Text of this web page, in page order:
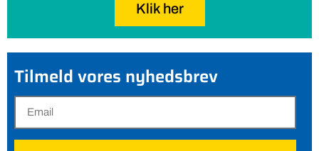
Klik her
Tilmeld vores nyhedsbrev